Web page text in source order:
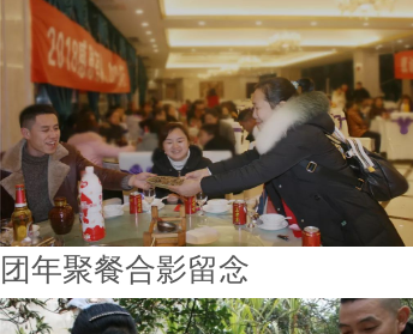
团年聚餐合影留念